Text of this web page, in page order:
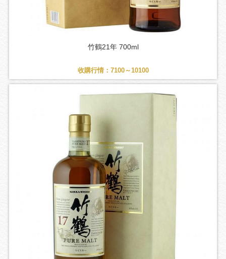
竹鶴21年 700ml
收購行情：7100～10100